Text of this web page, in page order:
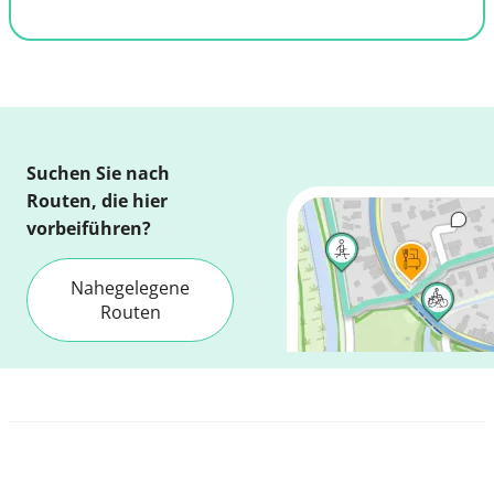
Suchen Sie nach
Routen, die hier
vorbeiführen?
Nahegelegene
Routen